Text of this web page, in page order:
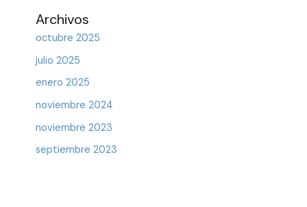
Archivos
octubre 2025
julio 2025
enero 2025
noviembre 2024
noviembre 2023
septiembre 2023